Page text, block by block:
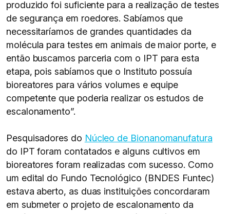
produzido foi suficiente para a realização de testes
de segurança em roedores. Sabíamos que
necessitaríamos de grandes quantidades da
molécula para testes em animais de maior porte, e
então buscamos parceria com o IPT para esta
etapa, pois sabíamos que o Instituto possuía
bioreatores para vários volumes e equipe
competente que poderia realizar os estudos de
escalonamento”.
Pesquisadores do Núcleo de Bionanomanufatura
do IPT foram contatados e alguns cultivos em
bioreatores foram realizadas com sucesso. Como
um edital do Fundo Tecnológico (BNDES Funtec)
estava aberto, as duas instituições concordaram
em submeter o projeto de escalonamento da